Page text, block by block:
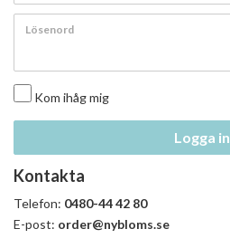
Lösenord
Kom ihåg mig
Logga in
Kontakta
Telefon: 0480-44 42 80
E-post: order@nybloms.se